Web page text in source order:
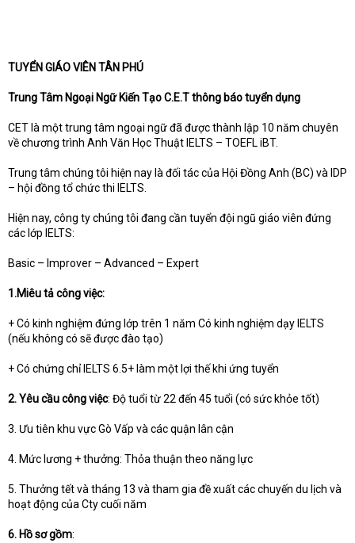
TUYỂN GIÁO VIÊN TÂN PHÚ
Trung Tâm Ngoại Ngữ Kiến Tạo C.E.T thông báo tuyển dụng
CET là một trung tâm ngoại ngữ đã được thành lập 10 năm chuyên
về chương trình Anh Văn Học Thuật IELTS – TOEFL iBT.
Trung tâm chúng tôi hiện nay là đối tác của Hội Đồng Anh (BC) và IDP
– hội đồng tổ chức thi IELTS.
Hiện nay, công ty chúng tôi đang cần tuyển đội ngũ giáo viên đứng
các lớp IELTS:
Basic – Improver – Advanced – Expert
1.Miêu tả công việc:
+ Có kinh nghiệm đứng lớp trên 1 năm Có kinh nghiệm dạy IELTS
(nếu không có sẽ được đào tạo)
+ Có chứng chỉ IELTS 6.5+ làm một lợi thế khi ứng tuyển
2. Yêu cầu công việc: Độ tuổi từ 22 đến 45 tuổi (có sức khỏe tốt)
3. Ưu tiên khu vực Gò Vấp và các quận lân cận
4. Mức lương + thưởng: Thỏa thuận theo năng lực
5. Thưởng tết và tháng 13 và tham gia đề xuất các chuyến du lịch và
hoạt động của Cty cuối năm
6. Hồ sơ gồm: